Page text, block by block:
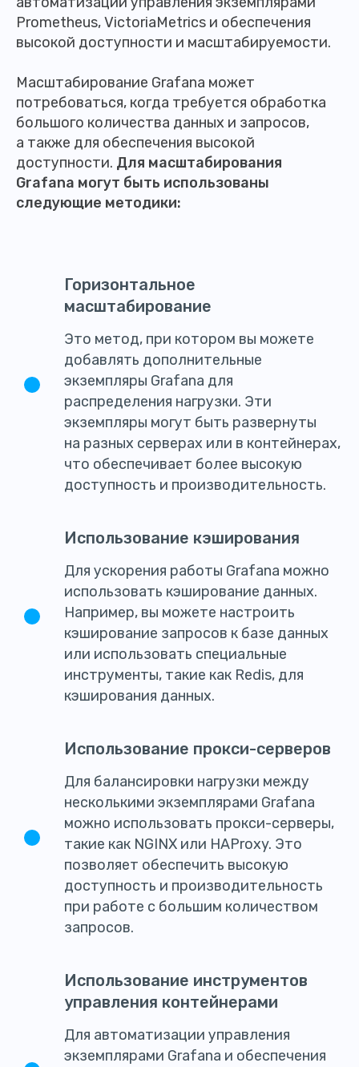
Prometheus, VictoriaMetrics и обеспечения
высокой доступности и масштабируемости.
Масштабирование Grafana может
потребоваться, когда требуется обработка
большого количества данных и запросов,
а также для обеспечения высокой
доступности. Для масштабирования
Grafana могут быть использованы
следующие методики:
Горизонтальное
масштабирование
Это метод, при котором вы можете
добавлять дополнительные
экземпляры Grafana для
распределения нагрузки. Эти
экземпляры могут быть развернуты
на разных серверах или в контейнерах,
что обеспечивает более высокую
доступность и производительность.
Использование кэширования
Для ускорения работы Grafana можно
использовать кэширование данных.
Например, вы можете настроить
кэширование запросов к базе данных
или использовать специальные
инструменты, такие как Redis, для
кэширования данных.
Использование прокси-серверов
Для балансировки нагрузки между
несколькими экземплярами Grafana
можно использовать прокси-серверы,
такие как NGINX или HAProxy. Это
позволяет обеспечить высокую
доступность и производительность
при работе с большим количеством
запросов.
Использование инструментов
управления контейнерами
Для автоматизации управления
экземплярами Grafana и обеспечения